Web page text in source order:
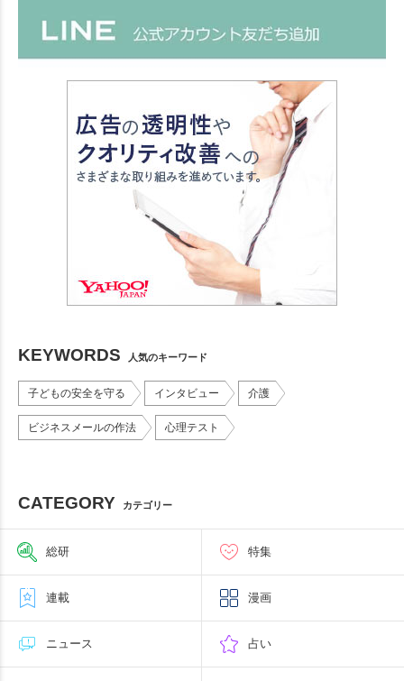
KEYWORDS 人気のキーワード
子どもの安全を守る インタビュー 介護
ビジネスメールの作法 心理テスト
CATEGORY カテゴリー
総研 特集
連載 漫画
ニュース 占い